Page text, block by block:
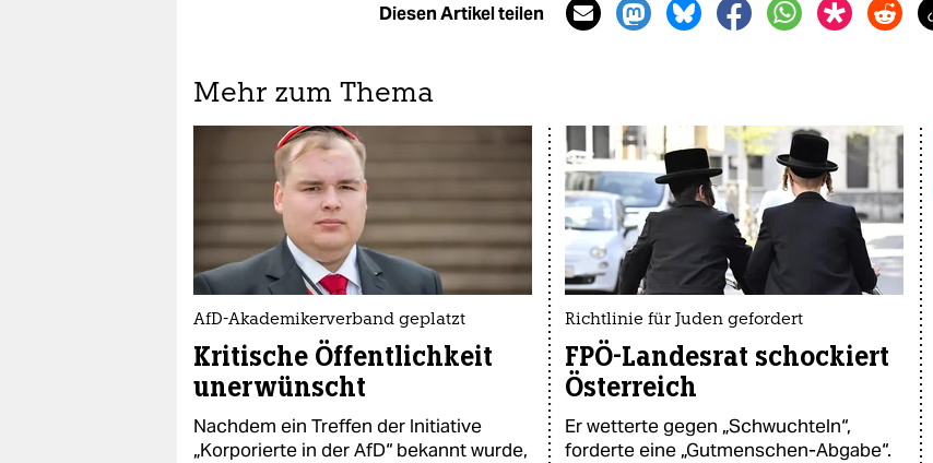
Diesen Artikel teilen
Mehr zum Thema
AfD-Akademikerverband geplatzt
Kritische Öffentlichkeit
unerwünscht
Nachdem ein Treffen der Initiative
„Korporierte in der AfD“ bekannt wurde,
Richtlinie für Juden gefordert
FPÖ-Landesrat schockiert
Österreich
Er wetterte gegen „Schwuchteln“,
forderte eine „Gutmenschen-Abgabe“.